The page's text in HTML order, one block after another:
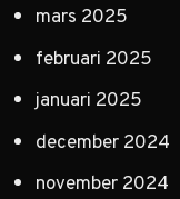
mars 2025
februari 2025
januari 2025
december 2024
november 2024